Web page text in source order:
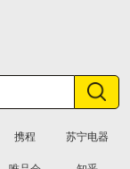
携程 苏宁电器